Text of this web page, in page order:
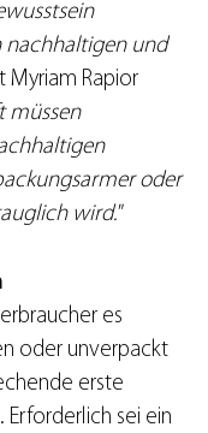
nachhaltigen und
Myriam Rapior
müssen
oder
wird."
es
oder unverpackt
erste
Erforderlich sei ein